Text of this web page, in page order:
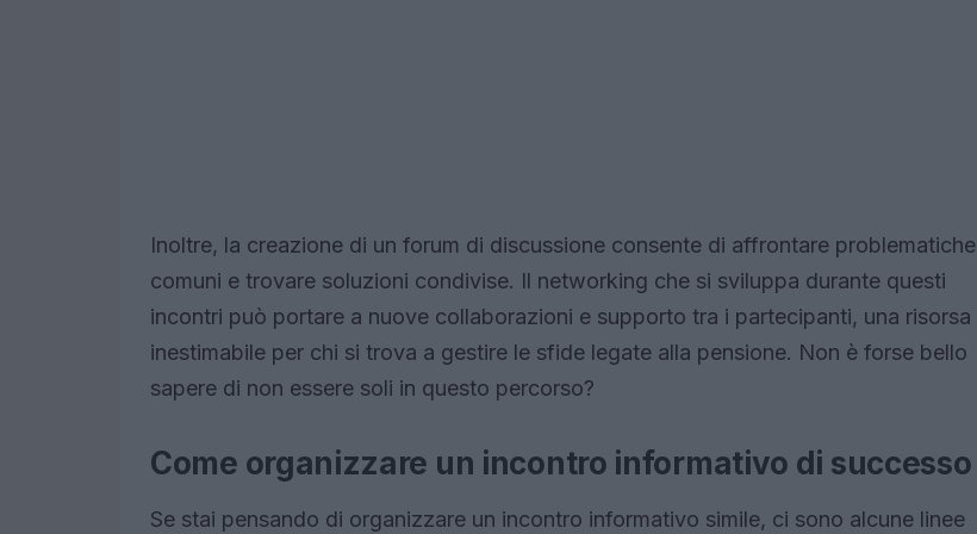
Inoltre, la creazione di un forum di discussione consente di affrontare problematiche
comuni e trovare soluzioni condivise. Il networking che si sviluppa durante questi
incontri può portare a nuove collaborazioni e supporto tra i partecipanti, una risorsa
inestimabile per chi si trova a gestire le sfide legate alla pensione. Non è forse bello
sapere di non essere soli in questo percorso?
Come organizzare un incontro informativo di successo
Se stai pensando di organizzare un incontro informativo simile, ci sono alcune linee